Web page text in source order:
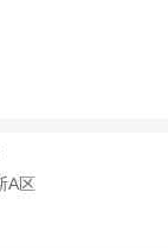
A区